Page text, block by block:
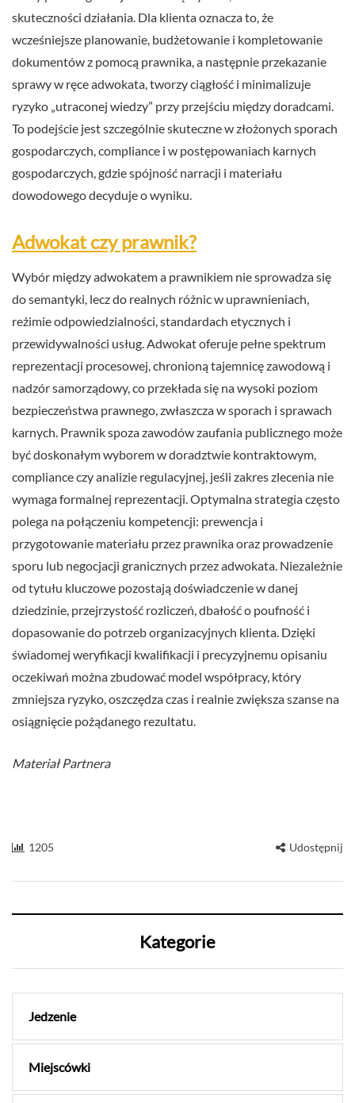
skuteczności działania. Dla klienta oznacza to, że
wcześniejsze planowanie, budżetowanie i kompletowanie
dokumentów z pomocą prawnika, a następnie przekazanie
sprawy w ręce adwokata, tworzy ciągłość i minimalizuje
ryzyko „utraconej wiedzy” przy przejściu między doradcami.
To podejście jest szczególnie skuteczne w złożonych sporach
gospodarczych, compliance i w postępowaniach karnych
gospodarczych, gdzie spójność narracji i materiału
dowodowego decyduje o wyniku.
Adwokat czy prawnik?
Wybór między adwokatem a prawnikiem nie sprowadza się
do semantyki, lecz do realnych różnic w uprawnieniach,
reżimie odpowiedzialności, standardach etycznych i
przewidywalności usług. Adwokat oferuje pełne spektrum
reprezentacji procesowej, chronioną tajemnicę zawodową i
nadzór samorządowy, co przekłada się na wysoki poziom
bezpieczeństwa prawnego, zwłaszcza w sporach i sprawach
karnych. Prawnik spoza zawodów zaufania publicznego może
być doskonałym wyborem w doradztwie kontraktowym,
compliance czy analizie regulacyjnej, jeśli zakres zlecenia nie
wymaga formalnej reprezentacji. Optymalna strategia często
polega na połączeniu kompetencji: prewencja i
przygotowanie materiału przez prawnika oraz prowadzenie
sporu lub negocjacji granicznych przez adwokata. Niezależnie
od tytułu kluczowe pozostają doświadczenie w danej
dziedzinie, przejrzystość rozliczeń, dbałość o poufność i
dopasowanie do potrzeb organizacyjnych klienta. Dzięki
świadomej weryfikacji kwalifikacji i precyzyjnemu opisaniu
oczekiwań można zbudować model współpracy, który
zmniejsza ryzyko, oszczędza czas i realnie zwiększa szanse na
osiągnięcie pożądanego rezultatu.
Materiał Partnera
1205 Udostępnij
Kategorie
Jedzenie
Miejscówki